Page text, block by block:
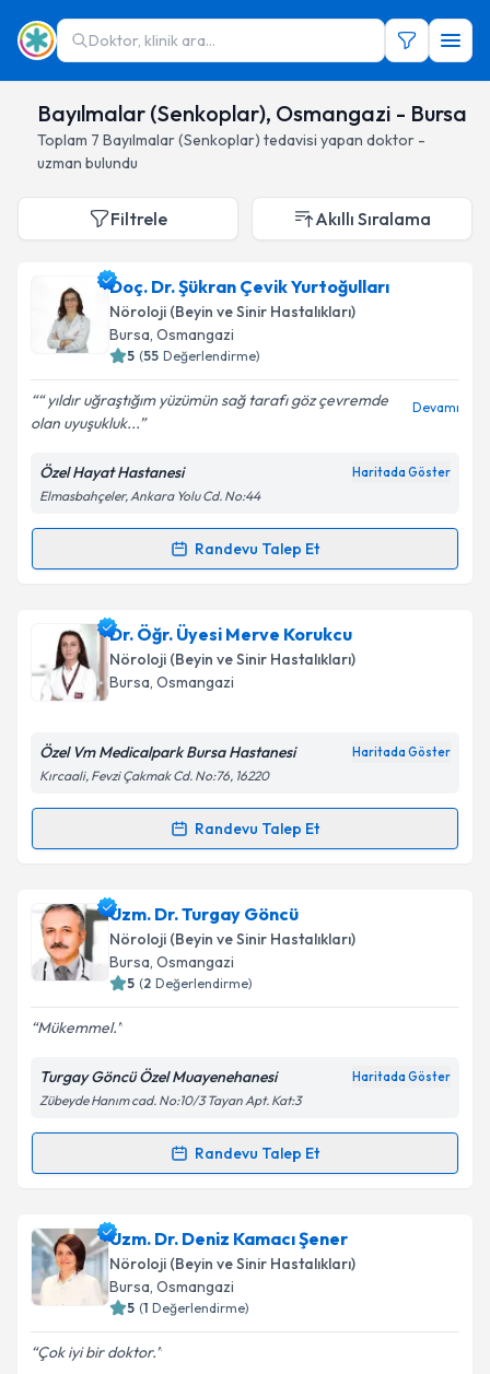
Doktor, klinik ara...
Bayılmalar (Senkoplar), Osmangazi - Bursa
Toplam 7 Bayılmalar (Senkoplar) tedavisi yapan doktor -
uzman bulundu
Filtrele Akıllı Sıralama
Doç. Dr. Şükran Çevik Yurtoğulları
Nöroloji (Beyin ve Sinir Hastalıkları)
Bursa, Osmangazi
5 (55 Değerlendirme)
“ yıldır uğraştığım yüzümün sağ tarafı göz çevremde
olan uyuşukluk...
Devamı
Özel Hayat Hastanesi Haritada Göster
Elmasbahçeler, Ankara Yolu Cd. No:44
Randevu Talep Et
Randevu Takvimi Talebi
Doç. Dr. Şükran Çevik Yurtoğullarıiçin randevu
takvimi talebi oluşturun. Size bu uzmandan randevu
almanız için bir takvim hazırlandığında e-posta ile
bilgilendireceğiz.
Kişisel verilerimin işlenmesine ilişkinAydınlatma
kapsamda işlenmesini kabul ediyorum.
Takvim Talebini Gönder
Dr. Öğr. Üyesi Merve Korukcu
Nöroloji (Beyin ve Sinir Hastalıkları)
Bursa, Osmangazi
Özel Vm Medicalpark Bursa Hastanesi Haritada Göster
Kırcaali, Fevzi Çakmak Cd. No:76, 16220
Randevu Talep Et
Randevu Takvimi Talebi
Dr. Öğr. Üyesi Merve Korukcuiçin randevu takvimi
talebi oluşturun. Size bu uzmandan randevu almanız
için bir takvim hazırlandığında e-posta ile
bilgilendireceğiz.
E-posta Adresiniz
Kişisel verilerimin işlenmesine ilişkinAydınlatma
'ni okudum ve kişisel verilerimin belirtilen
kapsamda işlenmesini kabul ediyorum.
Takvim Talebini Gönder
Uzm. Dr. Turgay Göncü
Nöroloji (Beyin ve Sinir Hastalıkları)
Bursa, Osmangazi
5 (2 Değerlendirme)
Mükemmel.
Turgay Göncü Özel Muayenehanesi Haritada Göster
Zübeyde Hanım cad. No:10/3 Tayan Apt. Kat:3
Randevu Talep Et
Randevu Takvimi Talebi
Uzm. Dr. Turgay Göncüiçin randevu takvimi talebi
oluşturun. Size bu uzmandan randevu almanız için bir
takvim hazırlandığında e-posta ile bilgilendireceğiz.
Uzm. Dr. Deniz Kamacı Şener
Nöroloji (Beyin ve Sinir Hastalıkları)
Bursa, Osmangazi
5 (1 Değerlendirme)
Çok iyi bir doktor.